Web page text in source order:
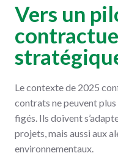
Vers un
Le contexte de 2025
contrats ne peuvent
figés. Ils doivent
projets, mais aussi aux
environnementaux.